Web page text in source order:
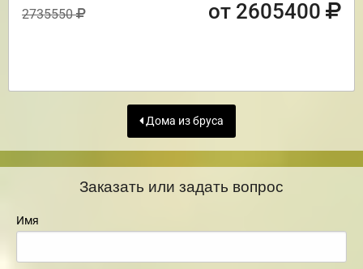
2735550 от 2605400
Дома из бруса
Заказать или задать вопрос
Имя